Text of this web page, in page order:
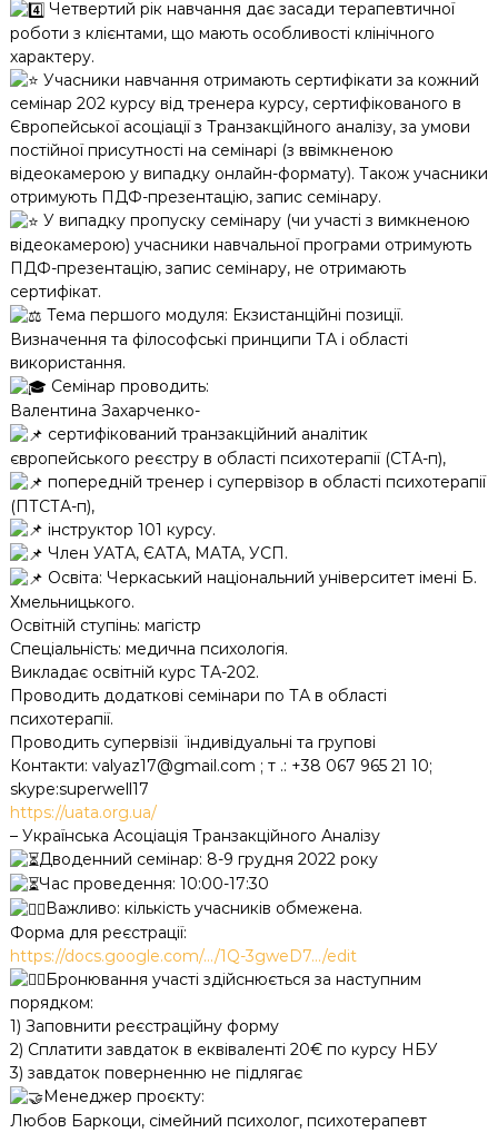
Четвертий рік навчання дає засади терапевтичної
роботи з клієнтами, що мають особливості клінічного
характеру.
Учасники навчання отримають сертифікати за кожний
семінар 202 курсу від тренера курсу, сертифікованого в
Європейської асоціації з Транзакційного аналізу, за умови
постійної присутності на семінарі (з ввімкненою
відеокамерою у випадку онлайн-формату). Також учасники
отримують ПДФ-презентацію, запис семінару.
У випадку пропуску семінару (чи участі з вимкненою
відеокамерою) учасники навчальної програми отримують
ПДФ-презентацію, запис семінару, не отримають
сертифікат.
Тема першого модуля: Екзистанційні позиції.
Визначення та філософські принципи ТА і області
використання.
Семінар проводить:
Валентина Захарченко-
сертифікований транзакційний аналітик
європейського реєстру в області психотерапії (СТА-п),
попередній тренер і супервізор в області психотерапії
(ПТСТА-п),
інструктор 101 курсу.
Член УАТА, ЄАТА, MATA, УСП.
Освіта: Черкаський національний університет імені Б.
Хмельницького.
Освітній ступінь: магістр
Спеціальність: медична психологія.
Викладає освітній курс ТА-202.
Проводить додаткові семінари по ТА в області
психотерапії.
Проводить супервізіі ̈ індивідуальні та групові
Контакти: valyaz17@gmail.com ; т .: +38 067 965 21 10;
skype:superwell17
https://uata.org.ua/
– Українська Асоціація Транзакційного Аналізу
Дводенний семінар: 8-9 грудня 2022 року
Час проведення: 10:00-17:30
Важливо: кількість учасників обмежена.
Форма для реєстрації:
https://docs.google.com/…/1Q-3gweD7…/edit
Бронювання участі здійснюється за наступним
порядком:
1) Заповнити реєстраційну форму
2) Сплатити завдаток в еквіваленті 20€ по курсу НБУ
3) завдаток поверненню не підлягає
Менеджер проєкту:
Любов Баркоци, сімейний психолог, психотерапевт